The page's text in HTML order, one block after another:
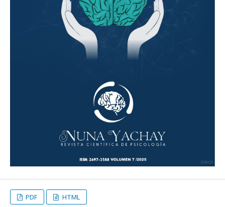
PDF HTML